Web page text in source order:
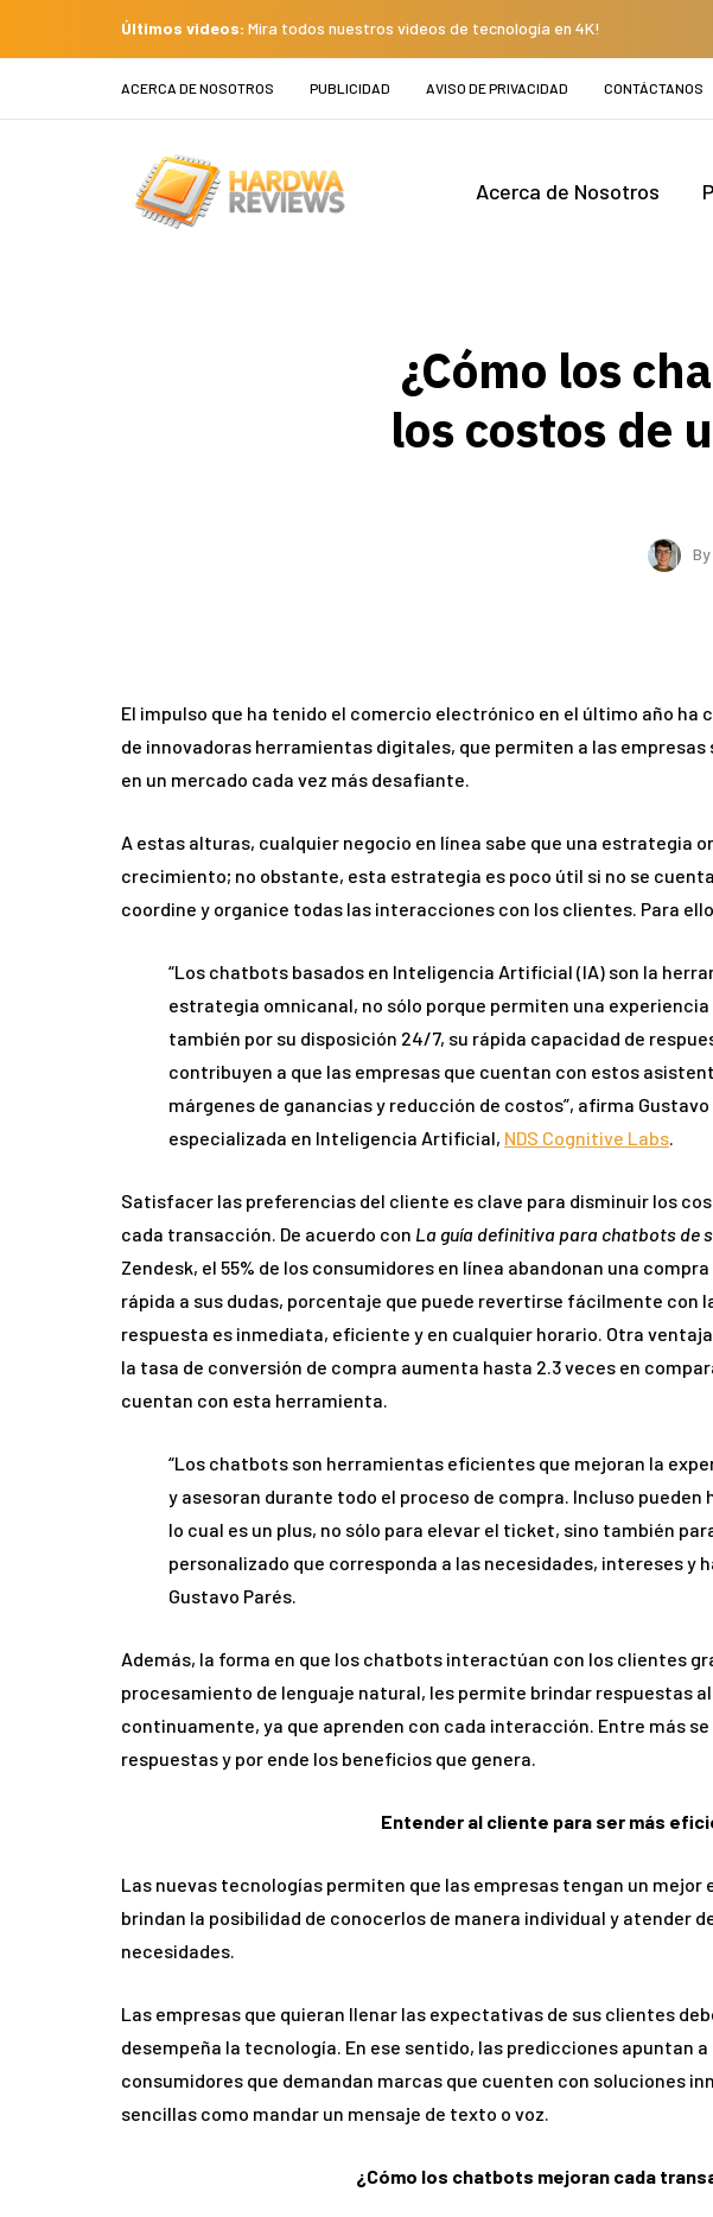
Últimos videos: Mira todos nuestros videos de tecnología en 4K!
ACERCA DE NOSOTROS PUBLICIDAD AVISO DE PRIVACIDAD CONTÁCTANOS
Acerca de Nosotros
¿Cómo los
los costos de
By
El impulso que ha tenido el comercio electrónico en el último año
de innovadoras herramientas digitales, que permiten a las
en un mercado cada vez más desafiante.
A estas alturas, cualquier negocio en línea sabe que una estrategia
crecimiento; no obstante, esta estrategia es poco útil si no se
coordine y organice todas las interacciones con los clientes. Para
“Los chatbots basados en Inteligencia Artificial (IA) son la
estrategia omnicanal, no sólo porque permiten una
también por su disposición 24/7, su rápida capacidad de
contribuyen a que las empresas que cuentan con estos
márgenes de ganancias y reducción de costos”, afirma
especializada en Inteligencia Artificial, NDS Cognitive Labs.
Satisfacer las preferencias del cliente es clave para disminuir los
cada transacción. De acuerdo con La guía definitiva para chatbots de
Zendesk, el 55% de los consumidores en línea abandonan una
rápida a sus dudas, porcentaje que puede revertirse fácilmente con
respuesta es inmediata, eficiente y en cualquier horario. Otra
la tasa de conversión de compra aumenta hasta 2.3 veces en
cuentan con esta herramienta.
“Los chatbots son herramientas eficientes que mejoran la
y asesoran durante todo el proceso de compra. Incluso
lo cual es un plus, no sólo para elevar el ticket, sino también
personalizado que corresponda a las necesidades, intereses y
Gustavo Parés.
Además, la forma en que los chatbots interactúan con los clientes
procesamiento de lenguaje natural, les permite brindar respuestas
continuamente, ya que aprenden con cada interacción. Entre más
respuestas y por ende los beneficios que genera.
Entender al cliente para ser más
Las nuevas tecnologías permiten que las empresas tengan un
brindan la posibilidad de conocerlos de manera individual y atender
necesidades.
Las empresas que quieran llenar las expectativas de sus clientes
desempeña la tecnología. En ese sentido, las predicciones apuntan a
consumidores que demandan marcas que cuenten con soluciones
sencillas como mandar un mensaje de texto o voz.
¿Cómo los chatbots mejoran cada